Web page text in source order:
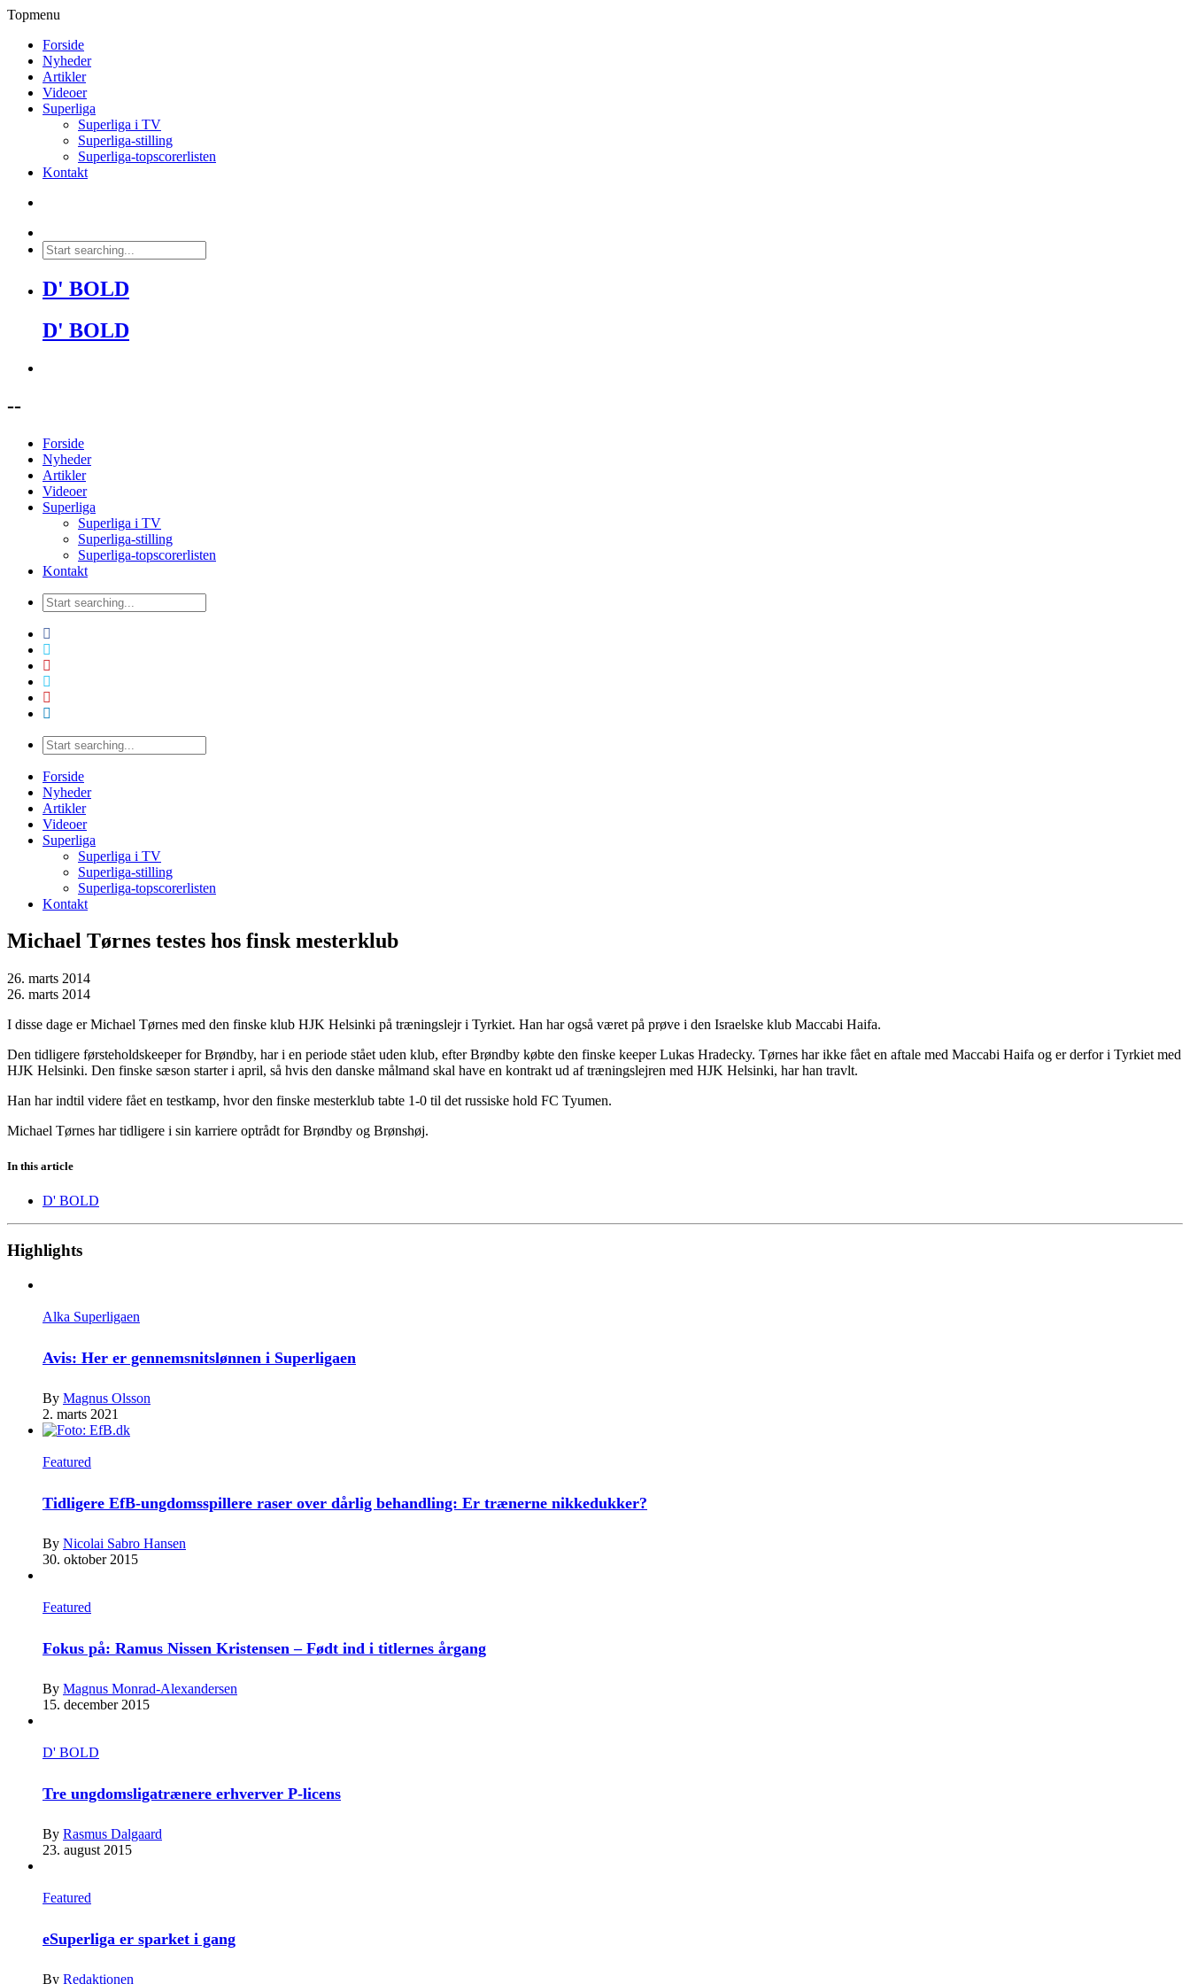
Topmenu
Forside
Nyheder
Artikler
Videoer
Superliga
Superliga i TV
Superliga-stilling
Superliga-topscorerlisten
Kontakt
D' BOLD
D' BOLD
--
Forside
Nyheder
Artikler
Videoer
Superliga
Superliga i TV
Superliga-stilling
Superliga-topscorerlisten
Kontakt
Forside
Nyheder
Artikler
Videoer
Superliga
Superliga i TV
Superliga-stilling
Superliga-topscorerlisten
Kontakt
Michael Tørnes testes hos finsk mesterklub
26. marts 2014
26. marts 2014
I disse dage er Michael Tørnes med den finske klub HJK Helsinki på træningslejr i Tyrkiet. Han har også været på prøve i den Israelske klub Maccabi Haifa.
Den tidligere førsteholdskeeper for Brøndby, har i en periode stået uden klub, efter Brøndby købte den finske keeper Lukas Hradecky. Tørnes har ikke fået en aftale med Maccabi Haifa og er derfor i Tyrkiet med
HJK Helsinki. Den finske sæson starter i april, så hvis den danske målmand skal have en kontrakt ud af træningslejren med HJK Helsinki, har han travlt.
Han har indtil videre fået en testkamp, hvor den finske mesterklub tabte 1-0 til det russiske hold FC Tyumen.
Michael Tørnes har tidligere i sin karriere optrådt for Brøndby og Brønshøj.
In this article
D' BOLD
Highlights
Alka Superligaen
Avis: Her er gennemsnitslønnen i Superligaen
By Magnus Olsson
2. marts 2021
Featured
Tidligere EfB-ungdomsspillere raser over dårlig behandling: Er trænerne nikkedukker?
By Nicolai Sabro Hansen
30. oktober 2015
Featured
Fokus på: Ramus Nissen Kristensen – Født ind i titlernes årgang
By Magnus Monrad-Alexandersen
15. december 2015
D' BOLD
Tre ungdomsligatrænere erhverver P-licens
By Rasmus Dalgaard
23. august 2015
Featured
eSuperliga er sparket i gang
By Redaktionen